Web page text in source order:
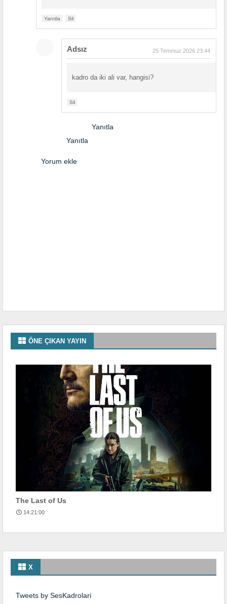
Yanıtla Sil
Adsız 25 Temmuz 2026 23:44
kadro da iki ali var, hangisi?
Sil
Yanıtla
Yanıtla
Yorum ekle
ÖNE ÇIKAN YAYIN
The Last of Us
14:21:00
X
Tweets by SesKadrolari